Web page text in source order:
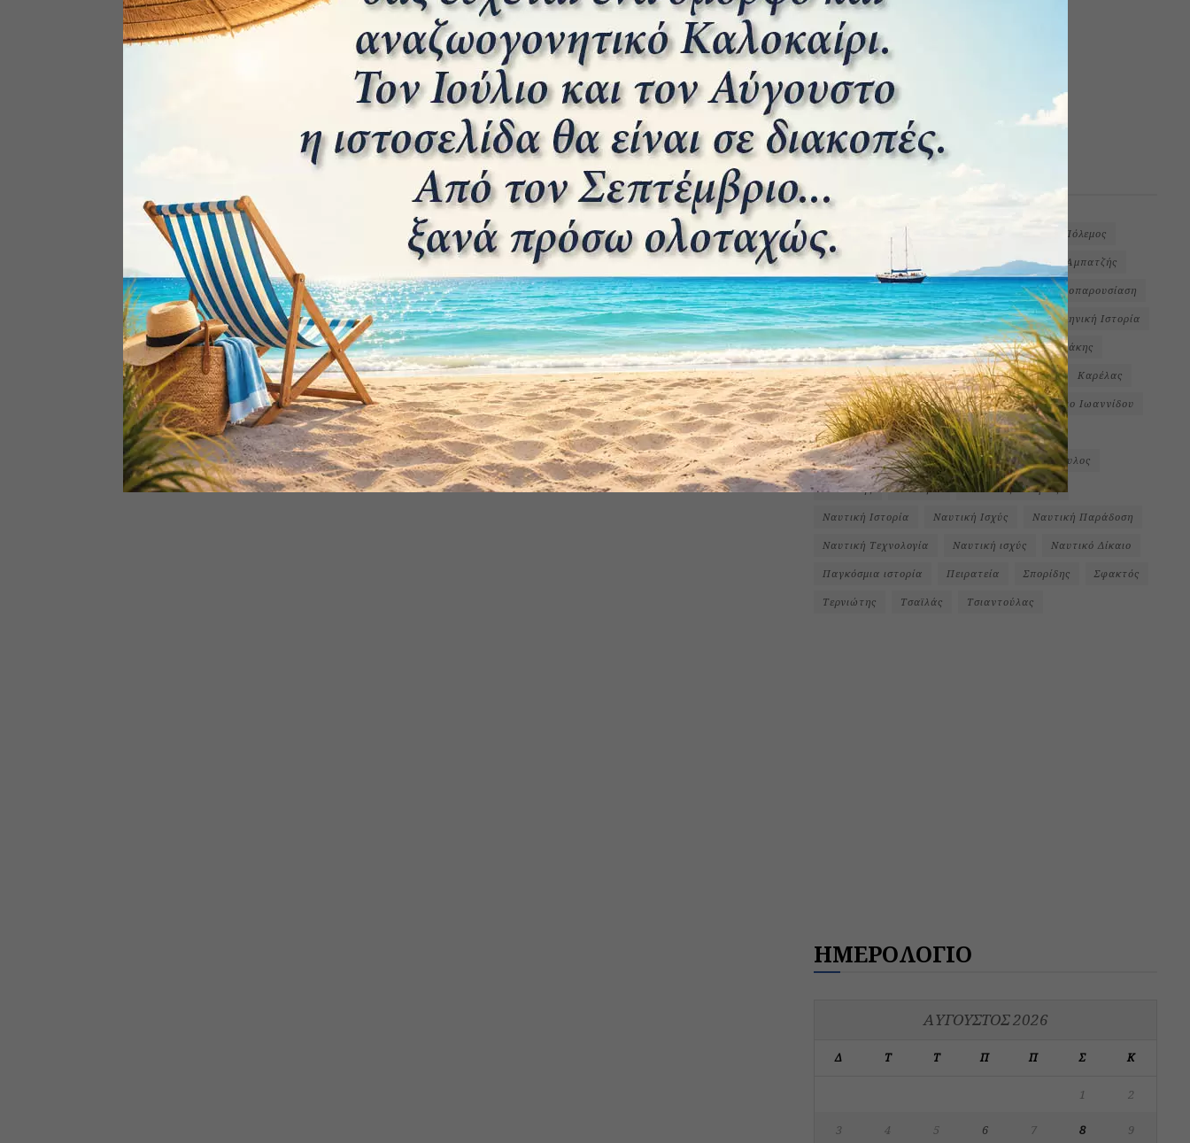
1ος Παγκόσμιος Πόλεμος 2ος Παγκόσμιος Πόλεμος
Podcast Ύδρα Αβέρωφ Αμπατζής
Απιδιανάκης Βαλκανικοί Πόλεμοι Βιβλιοπαρουσίαση
Γεωργαντάς Ελληνική Επανάσταση Ελληνική Ιστορία
Εμπορική Ναυτιλία Ζωγραφική Θεοδωράκης
Ιωαννίδου Καθρέπτας Καλογεράκης Καρέλας
Καριζώνη Κουντουριώτης Κρίστυ Εμίλιο Ιωαννίδου
Κυριακίδης Λειβαδάς Λογοτεχνία
Μαραγκουδάκης Μιχαηλίδου Μπαλόπουλος
Μπιλάλης Ναυάγιο Ναυτικές Ιστορίες
Ναυτική Ιστορία Ναυτική Ισχύς Ναυτική Παράδοση
Ναυτική Τεχνολογία Ναυτική ισχύς Ναυτικό Δίκαιο
Παγκόσμια ιστορία Πειρατεία Σπορίδης Σφακτός
Τερνιώτης Τσαϊλάς Τσιαντούλας
ΗΜΕΡΟΛΟΓΙΟ
ΑΎΓΟΥΣΤΟΣ 2026
Δ Τ Τ Π Π Σ Κ
1 2
3 4 5 6 7 8 9